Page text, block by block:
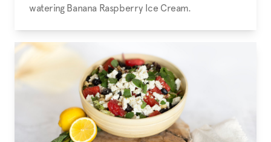
watering Banana Raspberry Ice Cream.